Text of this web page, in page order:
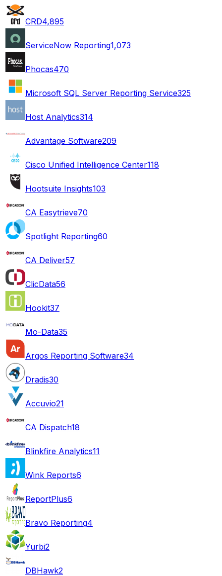
CRD4,895
ServiceNow Reporting1,073
Phocas470
Microsoft SQL Server Reporting Service325
Host Analytics314
Advantage Software209
Cisco Unified Intelligence Center118
Hootsuite Insights103
CA Easytrieve70
Spotlight Reporting60
CA Deliver57
ClicData56
Hookit37
Mo-Data35
Argos Reporting Software34
Dradis30
Accuvio21
CA Dispatch18
Blinkfire Analytics11
Wink Reports6
ReportPlus6
Bravo Reporting4
Yurbi2
DBHawk2